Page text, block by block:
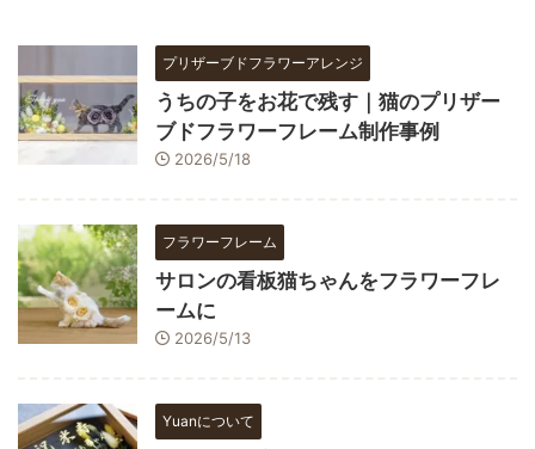
プリザーブドフラワーアレンジ
うちの子をお花で残す｜猫のプリザー
ブドフラワーフレーム制作事例
2026/5/18
フラワーフレーム
サロンの看板猫ちゃんをフラワーフレ
ームに
2026/5/13
Yuanについて